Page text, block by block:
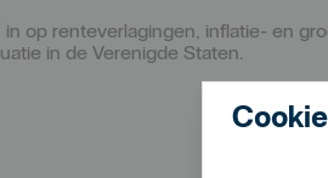
in op renteverlagingen, inflatie- en
in de Verenigde Staten.